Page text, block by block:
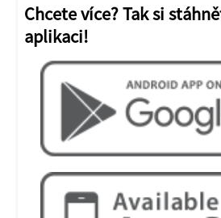
Chcete více? Tak si
aplikaci!